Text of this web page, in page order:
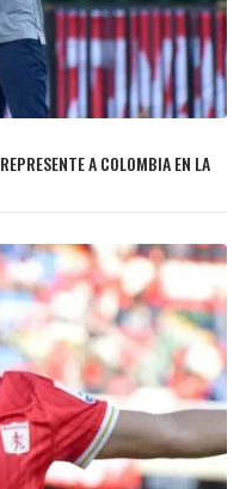
A COLOMBIA EN LA